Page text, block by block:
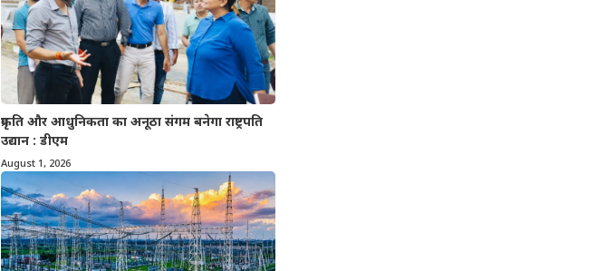
प्रकृति और आधुनिकता का अनूठा संगम बनेगा राष्ट्रपति
उद्यान : डीएम
August 1, 2026